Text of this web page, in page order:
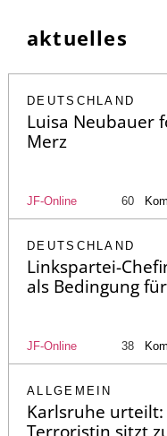
aktuelles
DEUTSCHLAND
Luisa Neubauer
Merz
JF-Online 60
DEUTSCHLAND
Linkspartei-
als Bedingung
JF-Online 38
ALLGEMEIN
Karlsruhe
Terroristin sitzt